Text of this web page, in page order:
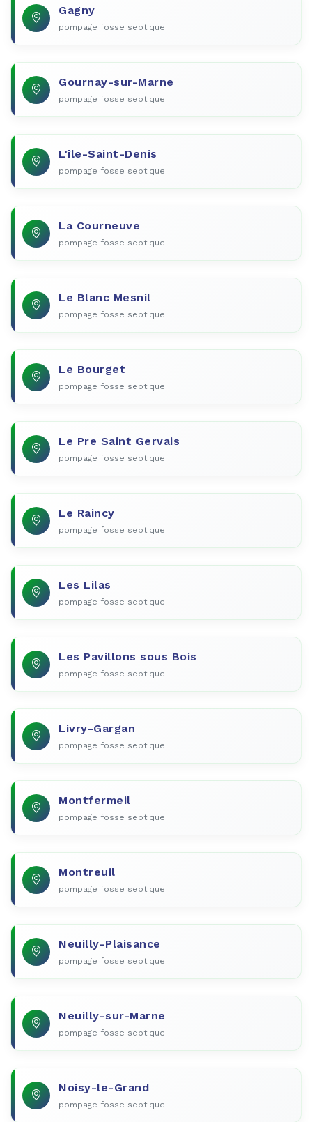
Gagny
pompage fosse septique
Gournay-sur-Marne
pompage fosse septique
L'île-Saint-Denis
pompage fosse septique
La Courneuve
pompage fosse septique
Le Blanc Mesnil
pompage fosse septique
Le Bourget
pompage fosse septique
Le Pre Saint Gervais
pompage fosse septique
Le Raincy
pompage fosse septique
Les Lilas
pompage fosse septique
Les Pavillons sous Bois
pompage fosse septique
Livry-Gargan
pompage fosse septique
Montfermeil
pompage fosse septique
Montreuil
pompage fosse septique
Neuilly-Plaisance
pompage fosse septique
Neuilly-sur-Marne
pompage fosse septique
Noisy-le-Grand
pompage fosse septique